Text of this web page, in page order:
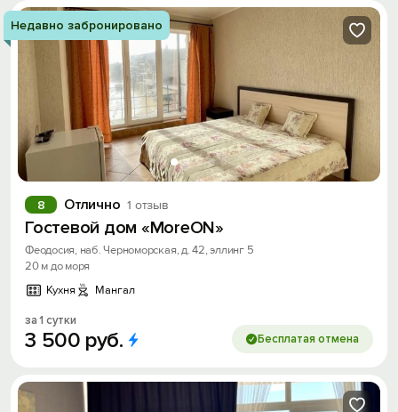
Недавно забронировано
Отлично 1 отзыв
8
Гостевой дом «MoreON»
Феодосия, наб. Черноморская, д. 42, эллинг 5
20 м до моря
Кухня
Мангал
за 1 сутки
3 500 руб. Бесплатая отмена